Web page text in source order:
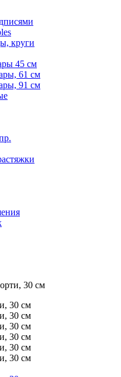
круги
45 см
61 см
91 см
30 см